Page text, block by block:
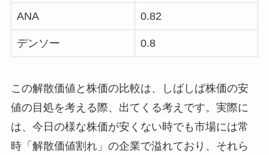
ANA 0.82
デンソー 0.8
この解散価値と株価の比較は、しばしば株価の安
値の目処を考える際、出てくる考えです。実際に
は、今日の様な株価が安くない時でも市場には常
時「解散価値割れ」の企業で溢れており、それら